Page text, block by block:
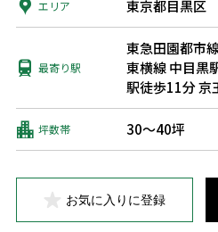
エリア 東京都目黒区
最寄り駅
東急田園都市
東横線 中目黒
駅徒歩11分京
坪数帯 30～40坪
お気に入りに登録